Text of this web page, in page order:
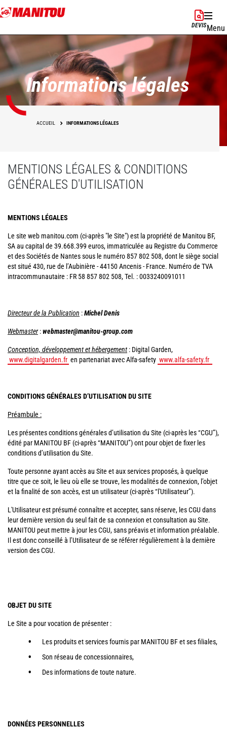
Aller
au
principal
DEVISMenu
Informations légales
ACCUEIL INFORMATIONS LÉGALES
MENTIONS LÉGALES & CONDITIONS
GÉNÉRALES D'UTILISATION
MENTIONS LÉGALES
Le site web manitou.com (ci-après "le Site") est la propriété de Manitou BF,
SA au capital de 39.668.399 euros, immatriculée au Registre du Commerce
et des Sociétés de Nantes sous le numéro 857 802 508, dont le siège social
est situé 430, rue de l’Aubinière - 44150 Ancenis - France. Numéro de TVA
intracommunautaire : FR 58 857 802 508, Tel. : 0033240091011
Directeur de la Publication :Michel Denis
Webmaster:webmaster@manitou-group.com
Conception, développement et hébergement : Digital Garden,
www.digitalgarden.fr en partenariat avec Alfa-safety www.alfa-safety.fr
CONDITIONS GÉNÉRALES D’UTILISATION DU SITE
Préambule :
Les présentes conditions générales d’utilisation du Site (ci-après les “CGU”),
édité par MANITOU BF (ci-après “MANITOU”) ont pour objet de fixer les
conditions d’utilisation du Site.
Toute personne ayant accès au Site et aux services proposés, à quelque
titre que ce soit, le lieu où elle se trouve, les modalités de connexion, l’objet
et la finalité de son accès, est un utilisateur (ci-après “l'Utilisateur”).
L'Utilisateur est présumé connaître et accepter, sans réserve, les CGU dans
leur dernière version du seul fait de sa connexion et consultation au Site.
MANITOU peut mettre à jour les CGU, sans préavis et information préalable.
Il est donc conseillé à l’Utilisateur de se référer régulièrement à la dernière
version des CGU.
OBJET DU SITE
Le Site a pour vocation de présenter :
Les produits et services fournis par MANITOU BF et ses filiales,
Son réseau de concessionnaires,
Des informations de toute nature.
DONNÉES PERSONNELLES